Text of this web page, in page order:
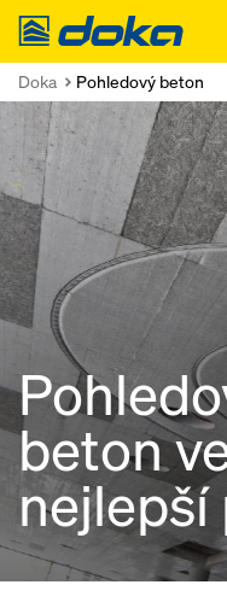
Doka
Doka Pohledový beton
beton